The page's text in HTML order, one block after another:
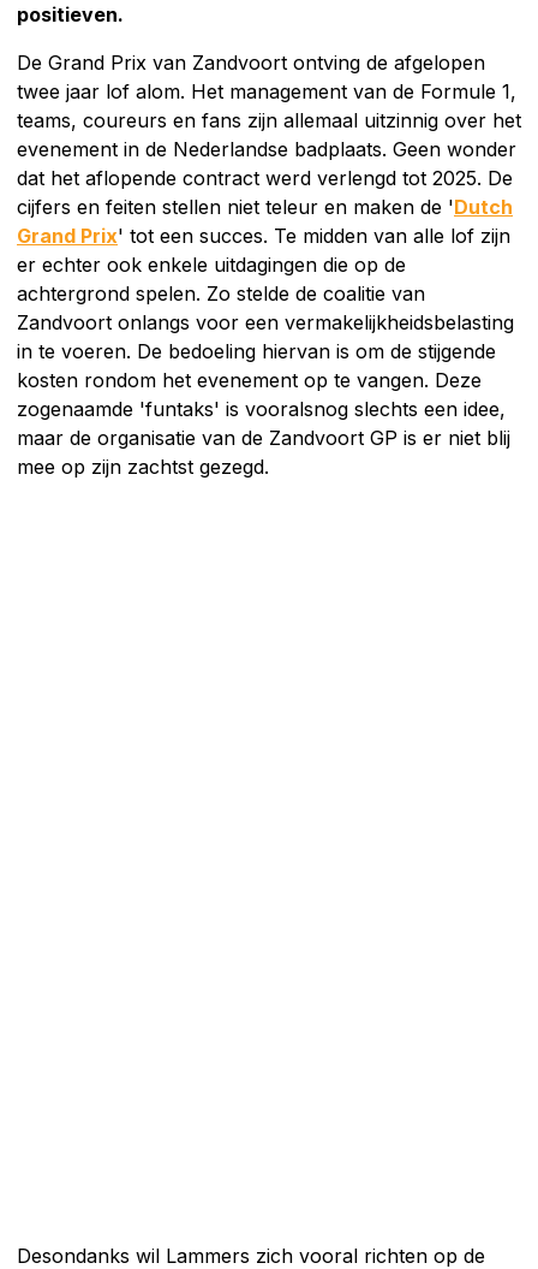
positieven.
De Grand Prix van Zandvoort ontving de afgelopen
twee jaar lof alom. Het management van de Formule 1,
teams, coureurs en fans zijn allemaal uitzinnig over het
evenement in de Nederlandse badplaats. Geen wonder
dat het aflopende contract werd verlengd tot 2025. De
cijfers en feiten stellen niet teleur en maken de 'Dutch
Grand Prix' tot een succes. Te midden van alle lof zijn
er echter ook enkele uitdagingen die op de
achtergrond spelen. Zo stelde de coalitie van
Zandvoort onlangs voor een vermakelijkheidsbelasting
in te voeren. De bedoeling hiervan is om de stijgende
kosten rondom het evenement op te vangen. Deze
zogenaamde 'funtaks' is vooralsnog slechts een idee,
maar de organisatie van de Zandvoort GP is er niet blij
mee op zijn zachtst gezegd.
Desondanks wil Lammers zich vooral richten op de